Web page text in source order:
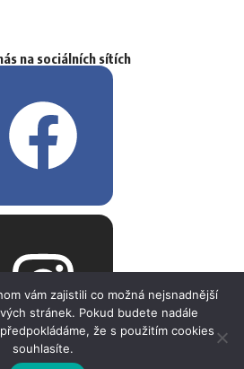
na sociálních sítích
vám zajistili co možná nejsnadnější
stránek. Pokud budete nadále
že s použitím cookies
souhlasíte.